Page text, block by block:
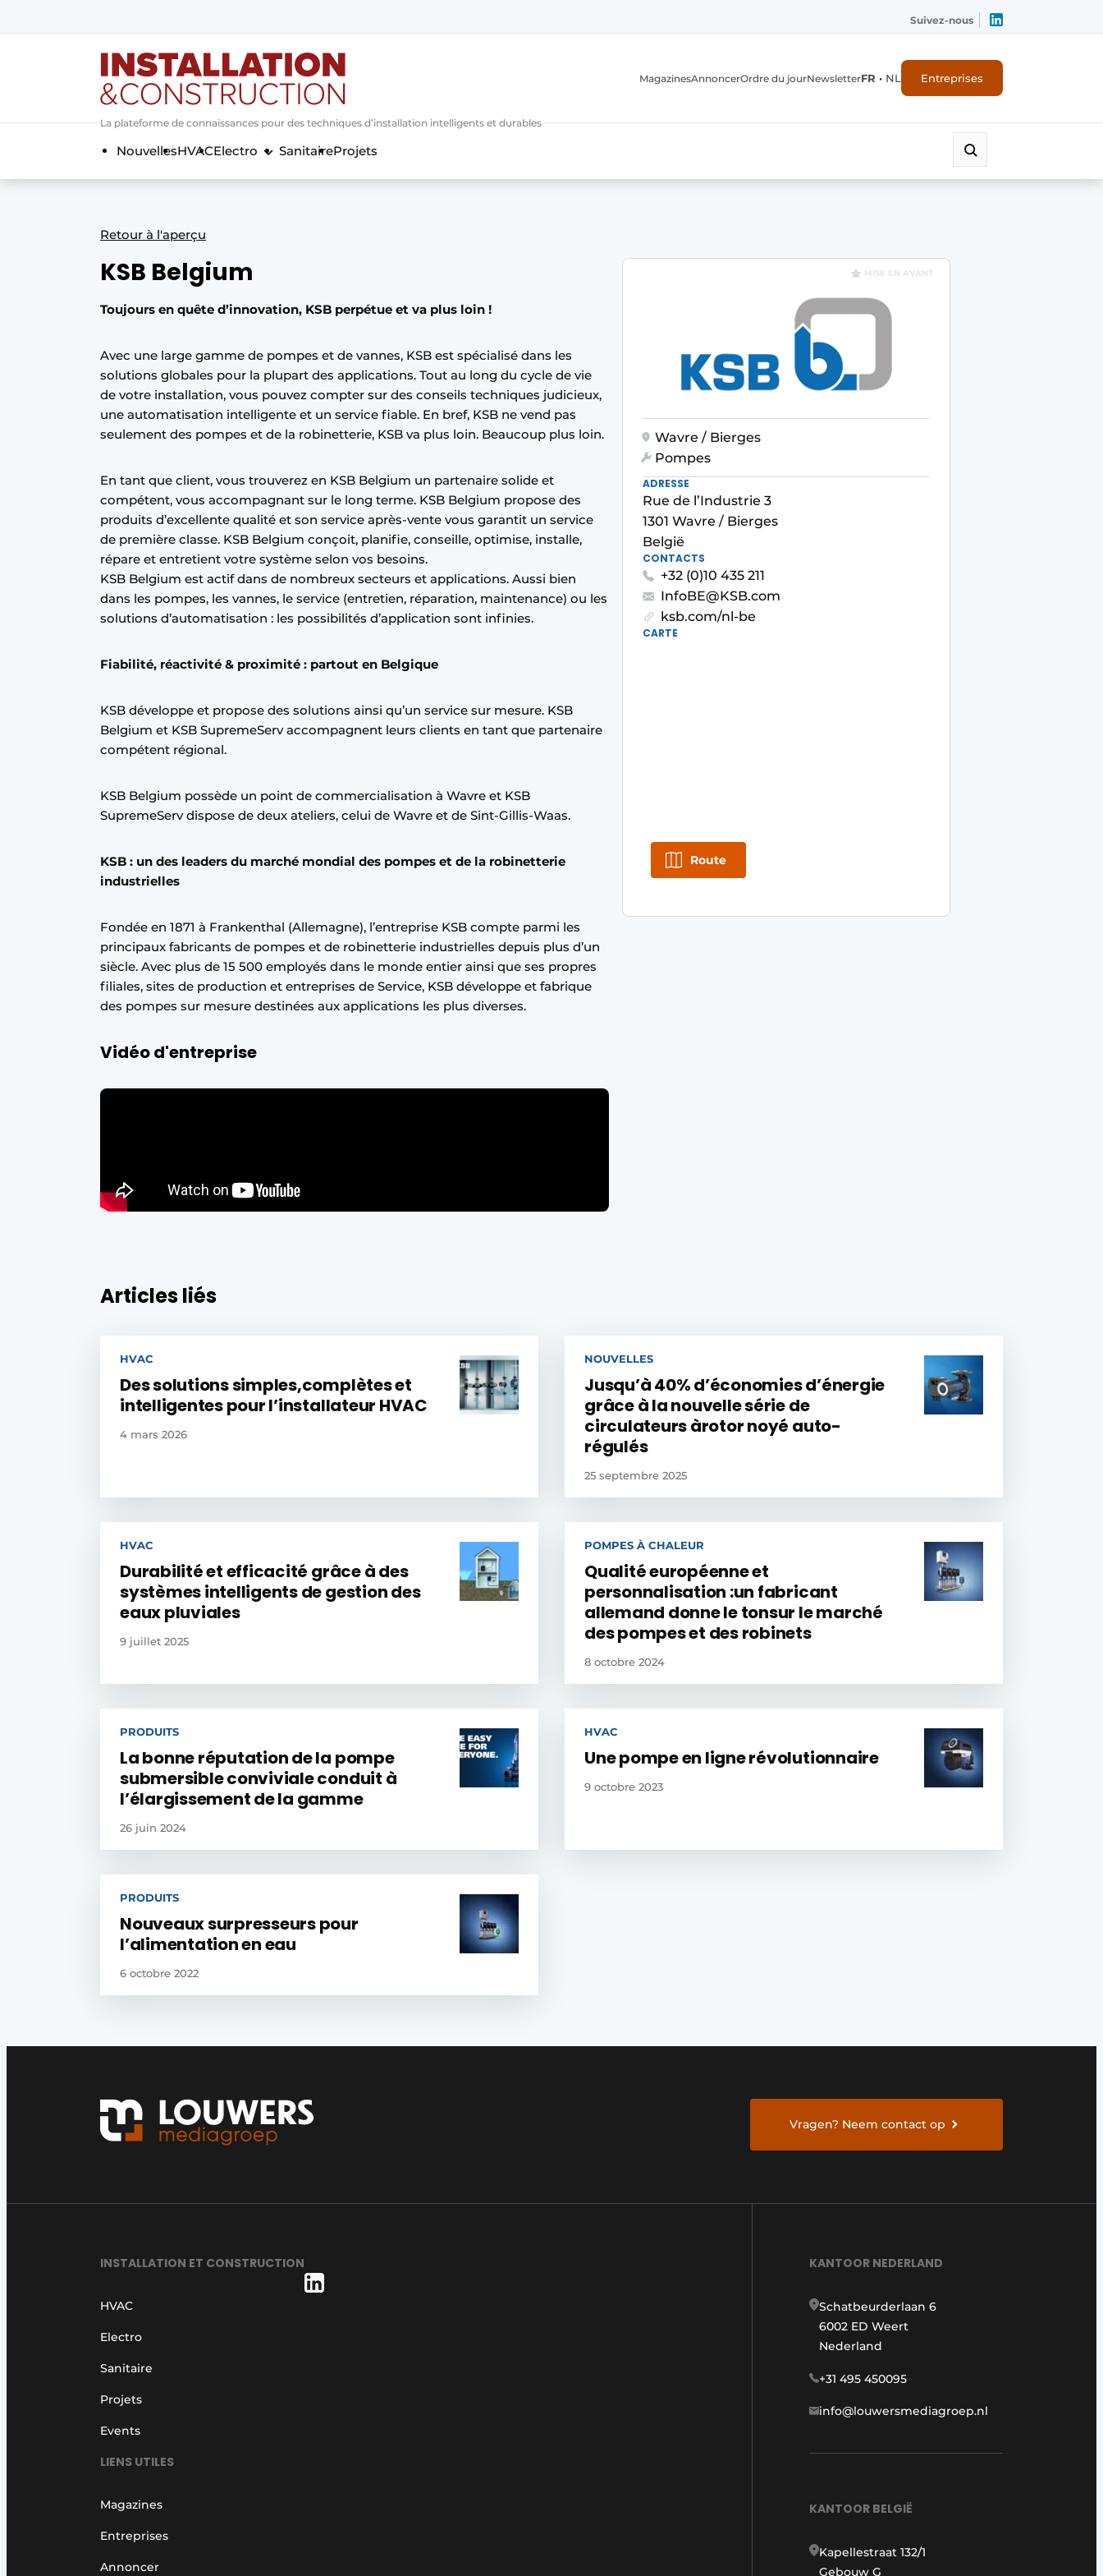
Annoncer
Banner overzicht
Contact
Home
Meest gelezen
Newsletter
Privacy / Cookie statement
S’inscrire à l’événement
S’inscrire
Termes et conditions
Suivez-nous
La plateforme de connaissances pour des techniques d’installation intelligents et durables
MagazinesAnnoncerOrdre du jourNewsletterFR • NL Entreprises
NouvellesHVACElectro SanitaireProjets
Retour à l'aperçu
KSB Belgium
Toujours en quête d’innovation, KSB perpétue et va plus loin !
Avec une large gamme de pompes et de vannes, KSB est spécialisé dans les
solutions globales pour la plupart des applications. Tout au long du cycle de vie
de votre installation, vous pouvez compter sur des conseils techniques judicieux,
une automatisation intelligente et un service fiable. En bref, KSB ne vend pas
seulement des pompes et de la robinetterie, KSB va plus loin. Beaucoup plus loin.
En tant que client, vous trouverez en KSB Belgium un partenaire solide et
compétent, vous accompagnant sur le long terme. KSB Belgium propose des
produits d’excellente qualité et son service après-vente vous garantit un service
de première classe. KSB Belgium conçoit, planifie, conseille, optimise, installe,
répare et entretient votre système selon vos besoins.
KSB Belgium est actif dans de nombreux secteurs et applications. Aussi bien
dans les pompes, les vannes, le service (entretien, réparation, maintenance) ou les
solutions d’automatisation : les possibilités d’application sont infinies.
Fiabilité, réactivité & proximité : partout en Belgique
KSB développe et propose des solutions ainsi qu’un service sur mesure. KSB
Belgium et KSB SupremeServ accompagnent leurs clients en tant que partenaire
compétent régional.
KSB Belgium possède un point de commercialisation à Wavre et KSB
SupremeServ dispose de deux ateliers, celui de Wavre et de Sint-Gillis-Waas.
KSB : un des leaders du marché mondial des pompes et de la robinetterie
industrielles
Fondée en 1871 à Frankenthal (Allemagne), l’entreprise KSB compte parmi les
principaux fabricants de pompes et de robinetterie industrielles depuis plus d’un
siècle. Avec plus de 15 500 employés dans le monde entier ainsi que ses propres
filiales, sites de production et entreprises de Service, KSB développe et fabrique
des pompes sur mesure destinées aux applications les plus diverses.
Vidéo d'entreprise
MISE EN AVANT
Wavre / Bierges
Pompes
ADRESSE
Rue de l’Industrie 3
1301 Wavre / Bierges
België
CONTACTS
+32 (0)10 435 211
InfoBE@KSB.com
ksb.com/nl-be
CARTE
Route
Articles liés
HVAC
Des solutions simples,complètes et
intelligentes pour l’installateur HVAC
4 mars 2026
NOUVELLES
Jusqu’à 40% d’économies d’énergie
grâce à la nouvelle série de
circulateurs àrotor noyé auto-
régulés
25 septembre 2025
HVAC
Durabilité et efficacité grâce à des
systèmes intelligents de gestion des
eaux pluviales
9 juillet 2025
POMPES À CHALEUR
Qualité européenne et
personnalisation :un fabricant
allemand donne le tonsur le marché
des pompes et des robinets
8 octobre 2024
PRODUITS
La bonne réputation de la pompe
submersible conviviale conduit à
l’élargissement de la gamme
26 juin 2024
HVAC
Une pompe en ligne révolutionnaire
9 octobre 2023
PRODUITS
Nouveaux surpresseurs pour
l’alimentation en eau
6 octobre 2022
Vragen? Neem contact op
INSTALLATION ET CONSTRUCTION
HVAC
Electro
Sanitaire
Projets
Events
LIENS UTILES
Magazines
Entreprises
Annoncer
KANTOOR NEDERLAND
Schatbeurderlaan 6
6002 ED Weert
Nederland
+31 495 450095
info@louwersmediagroep.nl
KANTOOR BELGIË
Kapellestraat 132/1
Gebouw G